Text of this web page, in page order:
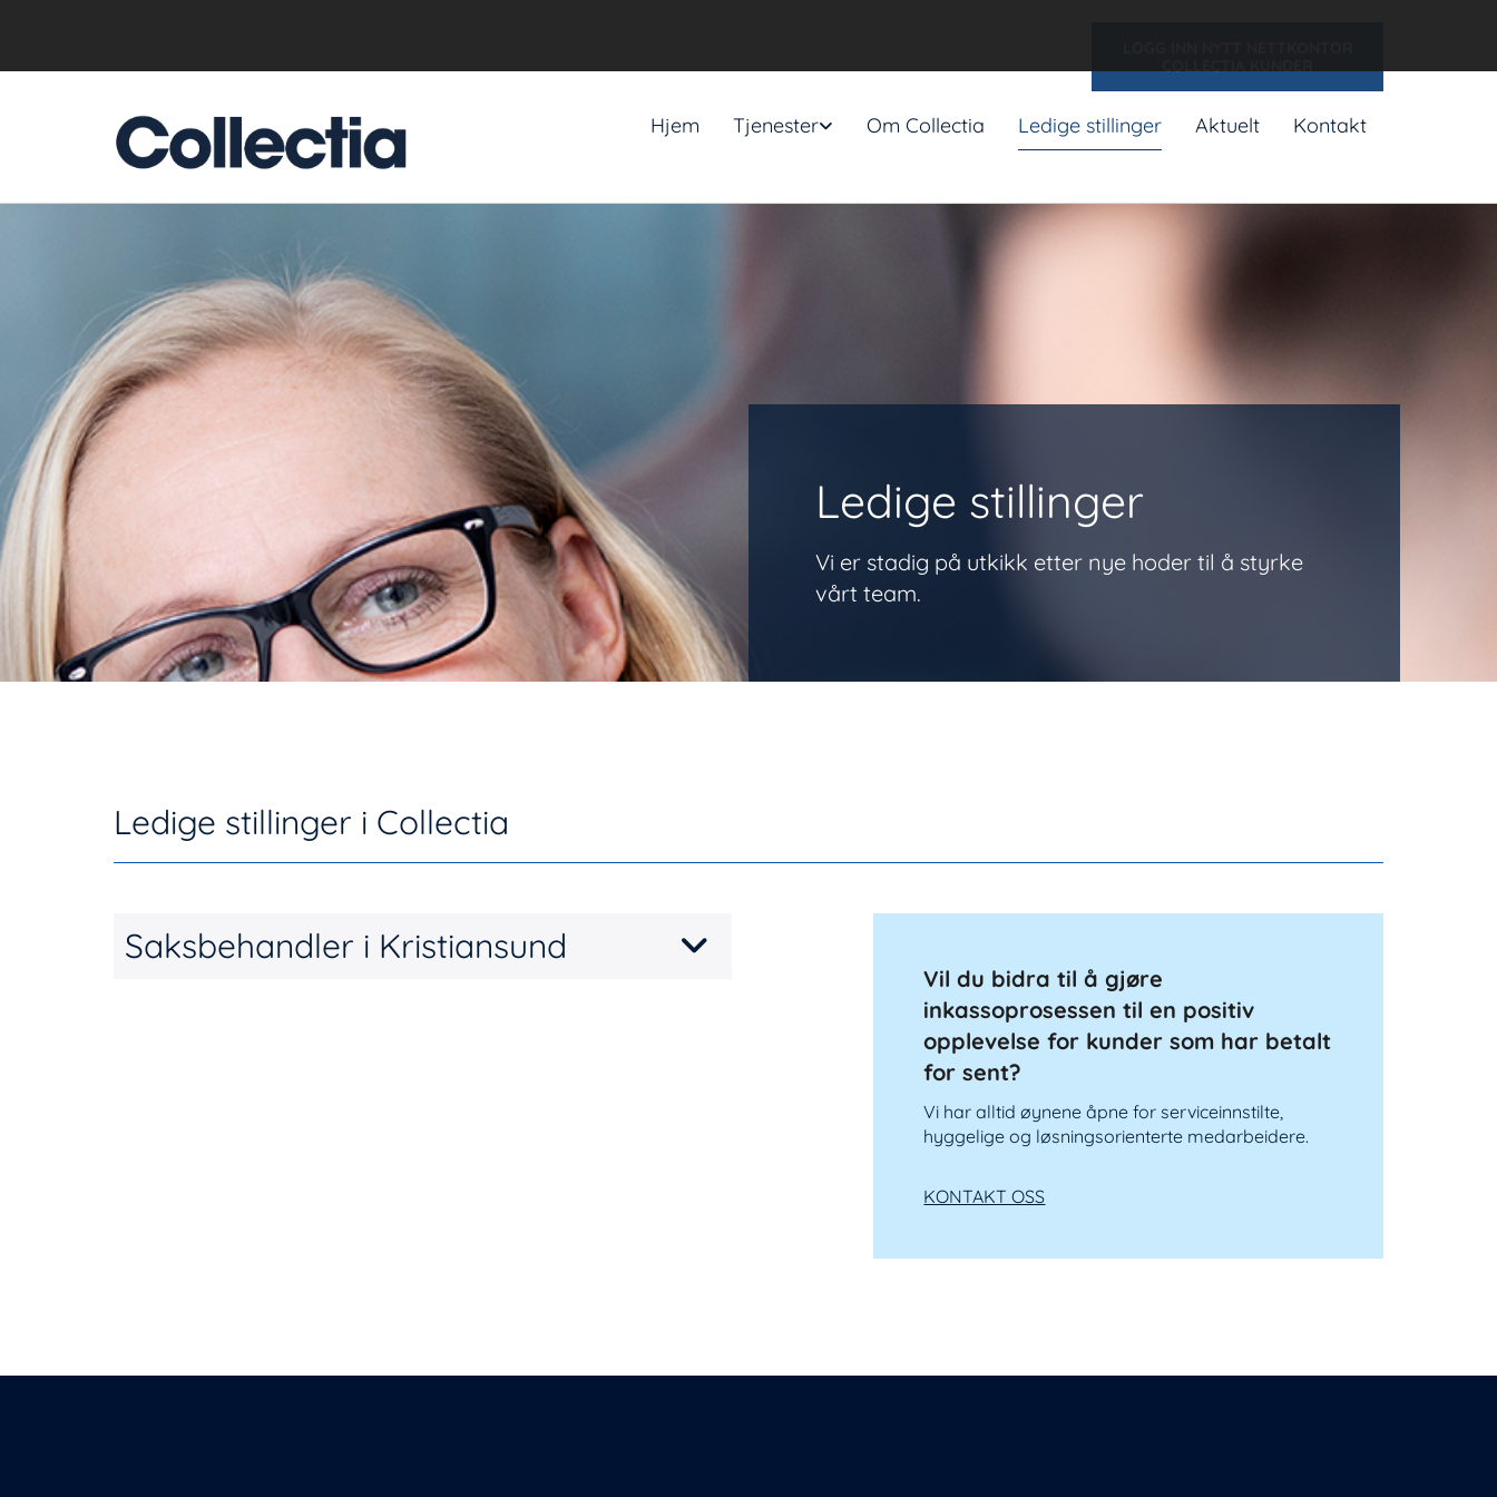
Hjem Tjenester Om Collectia Ledige stillinger Aktuelt Kontakt
Ledige stillinger
Vi er stadig på utkikk etter nye hoder til å styrke
vårt team.
Ledige stillinger i Collectia
Saksbehandler i Kristiansund
Vil du bidra til å gjøre
inkassoprosessen til en positiv
opplevelse for kunder som har betalt
for sent?
Vi har alltid øynene åpne for serviceinnstilte,
hyggelige og løsningsorienterte medarbeidere.
KONTAKT OSS